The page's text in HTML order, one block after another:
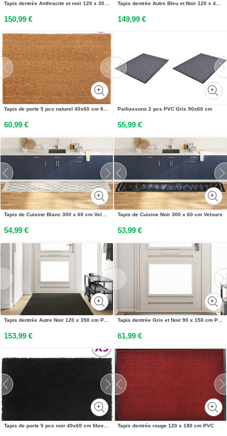
Tapis dentrée Anthracite et noir 120 x 300 cm Polyamide et PVC
150,99 €
Tapis dentrée Autre Bleu et Noir 120 x 400 cm Polyamide et PVC
149,99 €
Tapis de porte 5 pcs naturel 40x60 cm fibre de coco touffeté
60,99 €
Paillassons 2 pcs PVC Gris 90x60 cm
55,99 €
Tapis de Cuisine Blanc 300 x 60 cm Velours
54,99 €
Tapis de Cuisine Noir 300 x 60 cm Velours
53,99 €
Tapis dentrée Autre Noir 120 x 350 cm Polyamide et PVC
153,99 €
Tapis dentrée Gris et Noir 90 x 150 cm Polypropylène et vinyle
61,99 €
Tapis de porte 5 pcs noir 40x60 cm fibre de coco touffeté Tapis dentrée rouge 120 x 180 cm PVC